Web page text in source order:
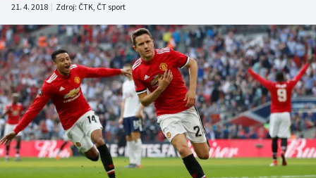
DALŠÍ SPORTY
Americký fotbal
Baseball a softbal
Basketbal
NEPŘEHLÉDNĚTE
Soutěže
Historické návraty
21. 4. 2018 | Zdroj: ČTK, ČT sport